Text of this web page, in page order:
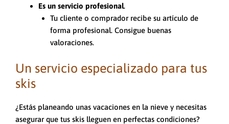
Es un servicio profesional.
Tu cliente o comprador recibe su artículo de
forma profesional. Consigue buenas
valoraciones.
Un servicio especializado para tus
skis
¿Estás planeando unas vacaciones en la nieve y necesitas
asegurar que tus skis lleguen en perfectas condiciones?